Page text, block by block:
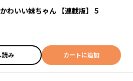
わいい妹ちゃん 【連載版】５
読み カートに追加